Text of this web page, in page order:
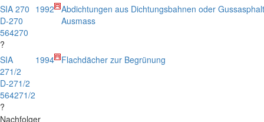
SIA 270
D-270
564270
?
1992
Abdichtungen aus Dichtungsbahnen oder
Ausmass
SIA
271/2
D-271/2
564271/2
?
1994 Flachdächer zur Begrünung
Nachfolger